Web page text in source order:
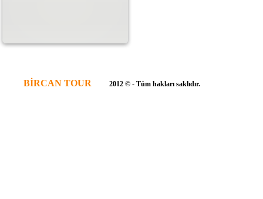
BİRCAN TOUR 2012 © - Tüm hakları saklıdır.